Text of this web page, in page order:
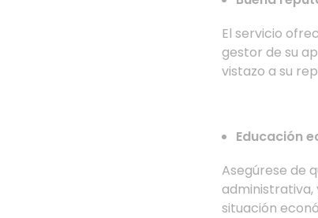
El servicio
gestor de su
vistazo a su
Educación
Asegúrese de
administrativa,
situación